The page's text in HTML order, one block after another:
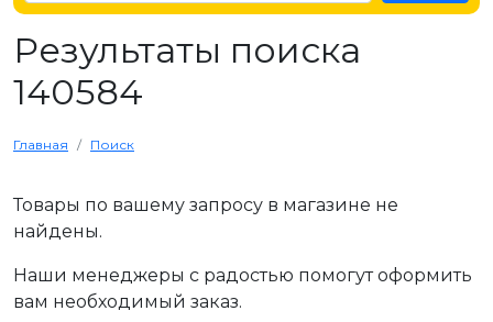
Результаты поиска
140584
Главная Поиск
Товары по вашему запросу в магазине не
найдены.
Наши менеджеры с радостью помогут оформить
вам необходимый заказ.